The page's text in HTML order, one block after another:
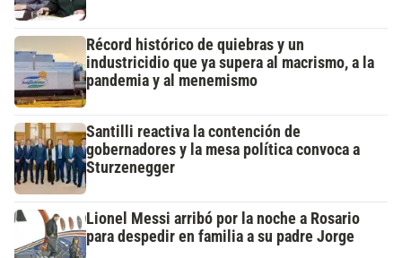
Récord histórico de quiebras y un
industricidio que ya supera al macrismo, a la
pandemia y al menemismo
Santilli reactiva la contención de
gobernadores y la mesa política convoca a
Sturzenegger
Lionel Messi arribó por la noche a Rosario
para despedir en familia a su padre Jorge